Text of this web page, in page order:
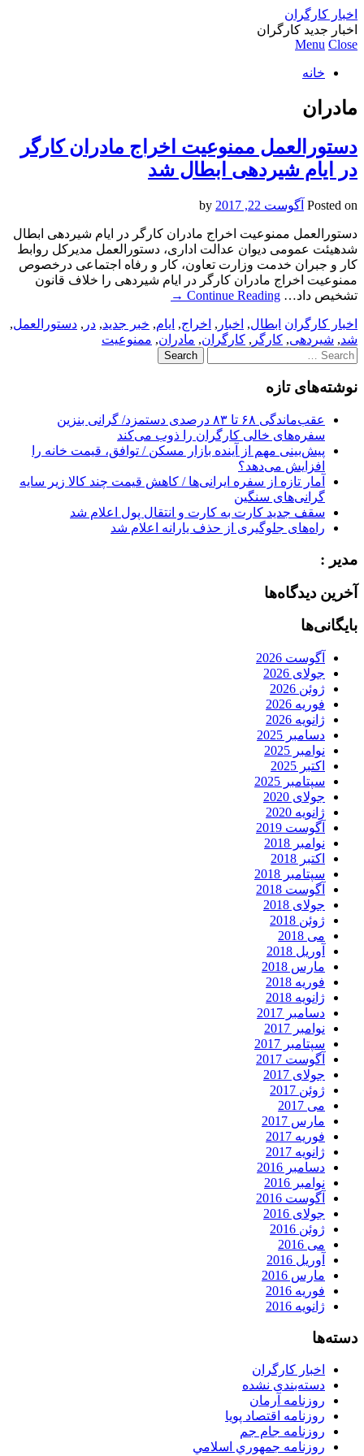
اخبار کارگران
اخبار جدید کارگران
Menu Close
خانه
مادران
دستورالعمل ممنوعیت اخراج مادران کارگر
در ایام شیردهی ابطال شد
Posted on آگوست 22, 2017
دستورالعمل ممنوعیت اخراج مادران کارگر در ایام شیردهی ابطال
شدهیئت عمومی دیوان عدالت اداری، دستورالعمل مدیرکل روابط
کار و جبران خدمت وزارت تعاون، کار و رفاه اجتماعی درخصوص
ممنوعیت اخراج مادران کارگر در ایام شیردهی را خلاف قانون
تشخیص داد… Continue Reading
→
اخبار کارگران ابطال, اخبار , اخراج, ایام, خبر جدید, در , دستورالعمل,
شد, شیردهی, کارگر , کارگران, مادران, ممنوعیت
Search
for:
نوشته‌های تازه
عقب‌ماندگی ۶۸ تا ۸۳ درصدی دستمزد/ گرانی بنزین
سفره‌های خالی کارگران را ذوب می‌کند
پیش‌بینی مهم از آینده بازار مسکن / توافق، قیمت خانه را
افزایش می‌دهد؟
آمار تازه از سفره ایرانی‌ها / کاهش قیمت چند کالا زیر سایه
گرانی‌های سنگین
سقف جدید کارت به کارت و انتقال پول اعلام شد
راه‌های جلوگیری از حذف یارانه اعلام شد
مدیر :
آخرین دیدگاه‌ها
بایگانی‌ها
آگوست 2026
جولای 2026
ژوئن 2026
فوریه 2026
ژانویه 2026
دسامبر 2025
نوامبر 2025
اکتبر 2025
سپتامبر 2025
جولای 2020
ژانویه 2020
آگوست 2019
نوامبر 2018
اکتبر 2018
سپتامبر 2018
آگوست 2018
جولای 2018
ژوئن 2018
می 2018
آوریل 2018
مارس 2018
فوریه 2018
ژانویه 2018
دسامبر 2017
نوامبر 2017
سپتامبر 2017
آگوست 2017
جولای 2017
ژوئن 2017
می 2017
مارس 2017
فوریه 2017
ژانویه 2017
دسامبر 2016
نوامبر 2016
آگوست 2016
جولای 2016
ژوئن 2016
می 2016
آوریل 2016
مارس 2016
فوریه 2016
ژانویه 2016
دسته‌ها
اخبار کارگران
دسته‌بندی نشده
روزنامه آرمان
روزنامه اقتصاد پویا
روزنامه جام جم
روزنامه جمهوري اسلامي